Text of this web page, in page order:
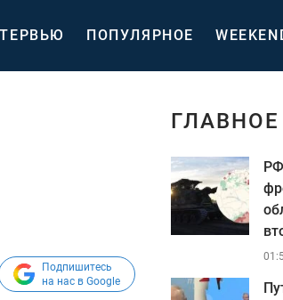
ПОПУЛЯРНОЕ
Подпишитесь
на нас в Google